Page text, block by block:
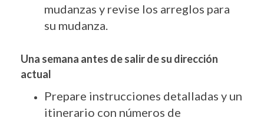
mudanzas y revise los arreglos para
su mudanza.
Una semana antes de salir de su dirección
actual
Prepare instrucciones detalladas y un
itinerario con números de